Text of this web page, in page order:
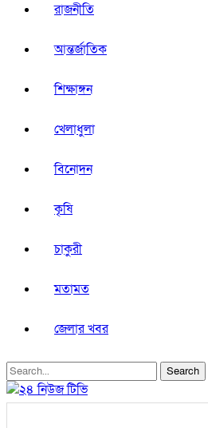
রাজনীতি
আন্তর্জাতিক
শিক্ষাঙ্গন
খেলাধুলা
বিনোদন
কৃষি
চাকুরী
মতামত
জেলার খবর